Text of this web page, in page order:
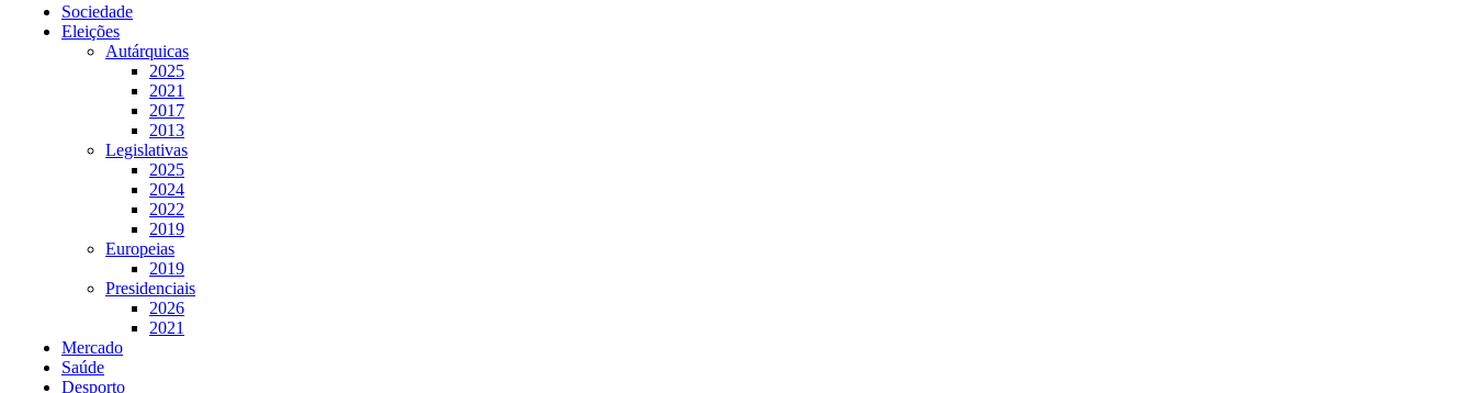
Sociedade
Eleições
Autárquicas
2025
2021
2017
2013
Legislativas
2025
2024
2022
2019
Europeias
2019
Presidenciais
2026
2021
Mercado
Saúde
Desporto